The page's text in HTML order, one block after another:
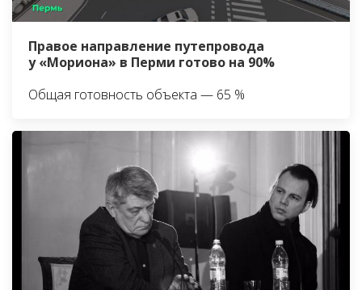
Правое направление путепровода
у «Мориона» в Перми готово на 90%
Общая готовность объекта — 65 %